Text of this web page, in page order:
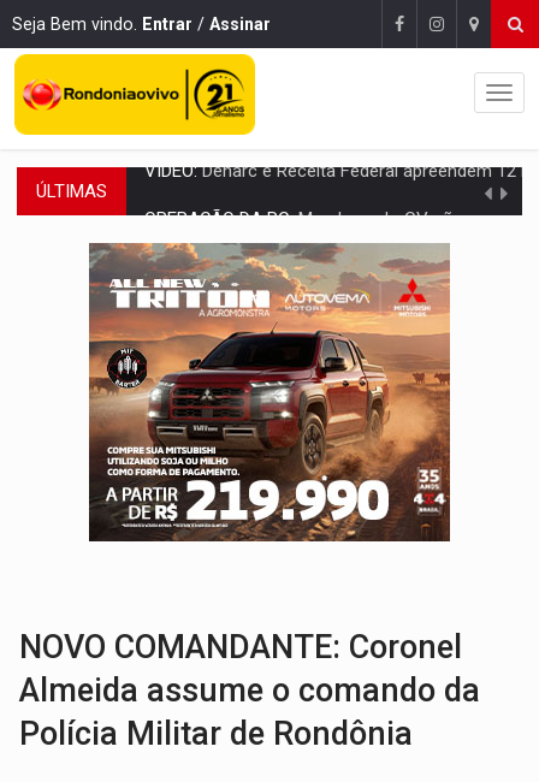
Seja Bem vindo. Entrar / Assinar
ÚLTIMAS Membros do CV são presos com armas e drogas
ENTRADA GRATUITA:Espetáculo As Marias Somos Nós será
VÍDEO:Três são presos após furto de motocicleta em frente
CELEBRAÇÃO:Cerejeiras completa 43 anos de emancipação com
SAÚDE:Anvisa desmente boato sobre presença de plástico ou
VÍDEO:Pitbulls fogem de residência e atacam casal de idosos
AÇÃO CONJUNTA: Forças policiais apreendem cerca de 1kg de
PF ESTÁ APURANDO:Flávio Bolsonaro escolhe Alfredo Gaspar como vice, alvo de
NOVO COMANDANTE: Coronel
Almeida assume o comando da
Polícia Militar de Rondônia